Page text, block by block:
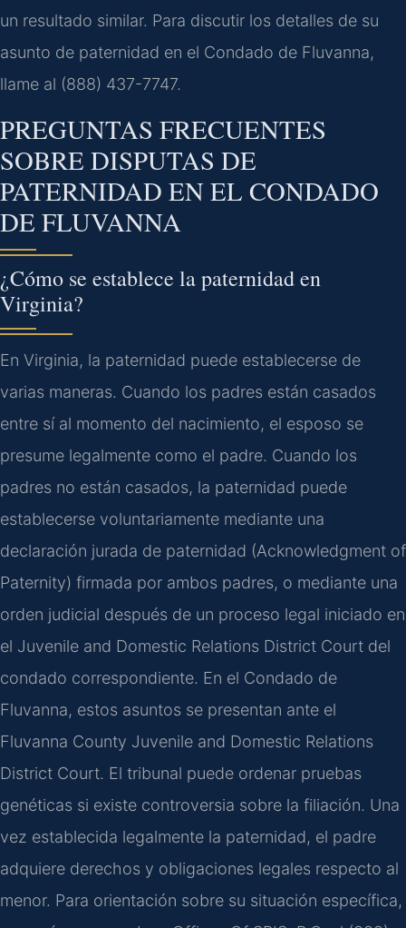
un resultado similar. Para discutir los detalles de su
asunto de paternidad en el Condado de Fluvanna,
llame al (888) 437-7747.
PREGUNTAS FRECUENTES
SOBRE DISPUTAS DE
PATERNIDAD EN EL CONDADO
DE FLUVANNA
¿Cómo se establece la paternidad en
Virginia?
En Virginia, la paternidad puede establecerse de
varias maneras. Cuando los padres están casados
entre sí al momento del nacimiento, el esposo se
presume legalmente como el padre. Cuando los
padres no están casados, la paternidad puede
establecerse voluntariamente mediante una
declaración jurada de paternidad (Acknowledgment of
Paternity) firmada por ambos padres, o mediante una
orden judicial después de un proceso legal iniciado en
el Juvenile and Domestic Relations District Court del
condado correspondiente. En el Condado de
Fluvanna, estos asuntos se presentan ante el
Fluvanna County Juvenile and Domestic Relations
District Court. El tribunal puede ordenar pruebas
genéticas si existe controversia sobre la filiación. Una
vez establecida legalmente la paternidad, el padre
adquiere derechos y obligaciones legales respecto al
menor. Para orientación sobre su situación específica,